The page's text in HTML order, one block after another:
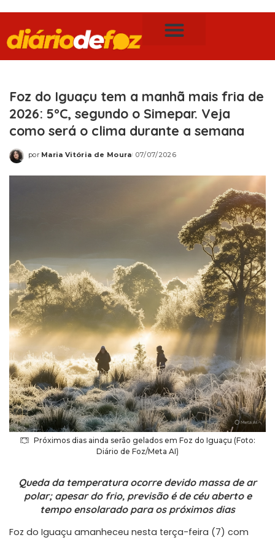
Foz do Iguaçu tem a manhã mais fria de
2026: 5°C, segundo o Simepar. Veja
como será o clima durante a semana
por Maria Vitória de Moura 07/07/2026
Próximos dias ainda serão gelados em Foz do Iguaçu (Foto:
Diário de Foz/Meta AI)
Queda da temperatura ocorre devido massa de ar
polar; apesar do frio, previsão é de céu aberto e
tempo ensolarado para os próximos dias
Foz do Iguaçu amanheceu nesta terça-feira (7) com